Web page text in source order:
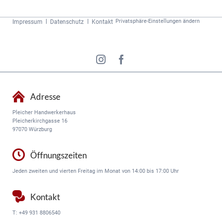
Navigation
Impressum Datenschutz Kontakt Privatsphäre-Einstellungen ändern
Adresse
Pleicher Handwerkerhaus
Pleicherkirchgasse 16
97070 Würzburg
Öffnungszeiten
Jeden zweiten und vierten Freitag im Monat von 14:00 bis 17:00 Uhr
Kontakt
T: +49 931 8806540